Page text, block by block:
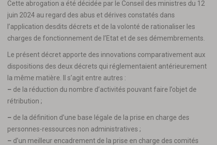
Cette abrogation a été décidée par le Conseil des ministres du 12
juin 2024 au regard des abus et dérives constatés dans
l’application desdits décrets et de la volonté de rationaliser les
charges de fonctionnement de l’Etat et de ses démembrements.
Le présent décret apporte des innovations comparativement aux
dispositions des deux décrets qui réglementaient antérieurement
la même matière. Il s’agit entre autres :
– de la réduction du nombre d’activités pouvant faire l’objet de
rétribution ;
– de la définition d’une base légale de la prise en charge des
personnes-ressources non administratives ;
– d’un meilleur encadrement de la prise en charge des comités